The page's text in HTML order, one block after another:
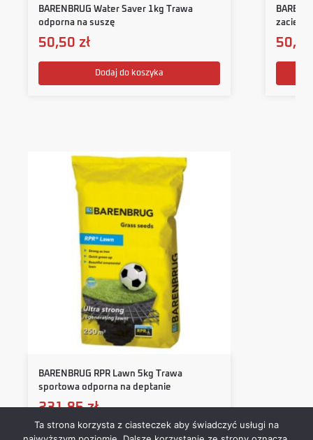
BARENBRUG Water Saver 1kg Trawa
odporna na suszę
50,50 zł
Dodaj do koszyka
BARENBRUG RPR Lawn 5kg Trawa
sportowa odporna na deptanie
231,85zł
Dodaj do koszyka
Ta strona korzysta z ciasteczek aby świadczyć usługi na